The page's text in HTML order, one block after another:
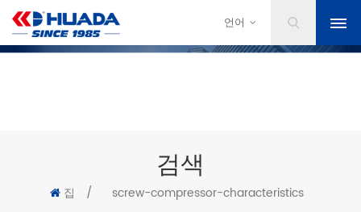
언어
검색
집 / screw-compressor-characteristics